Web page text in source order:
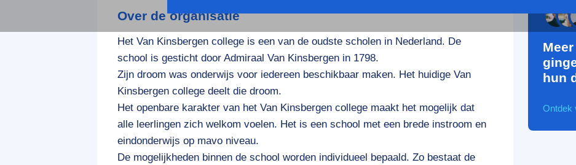
Over de organisatie
Het Van Kinsbergen college is een van de oudste scholen in Nederland. De
school is gesticht door Admiraal Van Kinsbergen in 1798.
Zijn droom was onderwijs voor iedereen beschikbaar maken. Het huidige Van
Kinsbergen college deelt die droom.
Het openbare karakter van het Van Kinsbergen college maakt het mogelijk dat
alle leerlingen zich welkom voelen. Het is een school met een brede instroom en
eindonderwijs op mavo niveau.
De mogelijkheden binnen de school worden individueel bepaald. Zo bestaat de
hun
Ontdek